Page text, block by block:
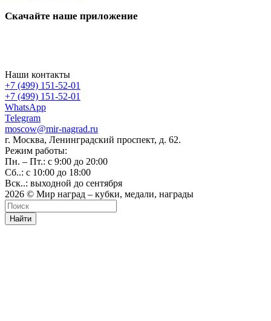
Скачайте наше приложение
Наши контакты
+7 (499) 151-52-01
+7 (499) 151-52-01
WhatsApp
Telegram
moscow@mir-nagrad.ru
г. Москва, Ленинградский проспект, д. 62.
Режим работы:
Пн. – Пт.: с 9:00 до 20:00
Сб..: с 10:00 до 18:00
Вск..: выходной до сентября
2026 © Мир наград – кубки, медали, награды
Найти